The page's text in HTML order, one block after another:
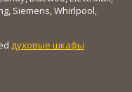
Siemens, Whirlpool,
духовые шкафы